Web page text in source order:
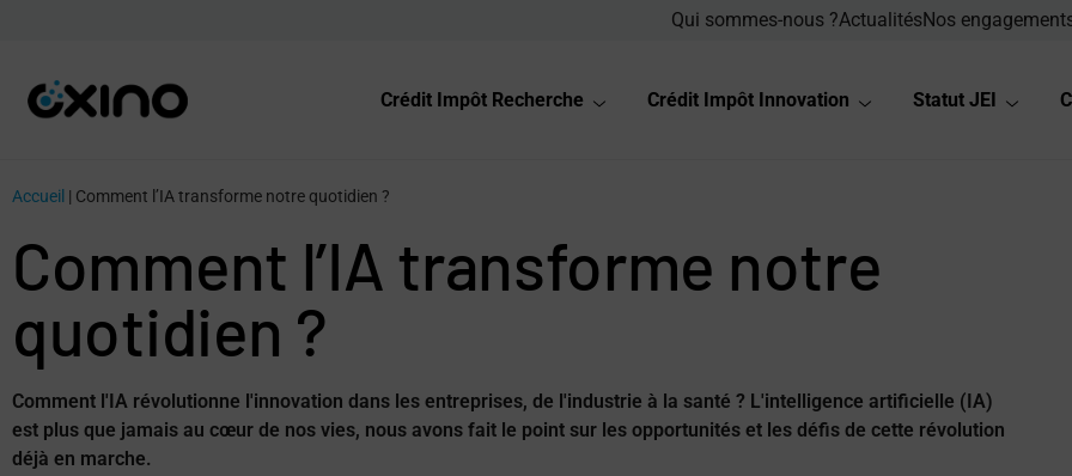
Qui sommes-nous ?ActualitésNos
Crédit Impôt Recherche Crédit Impôt Innovation Statut JEI
Accueil | Comment l’IA transforme notre quotidien ?
Comment l’IA transforme notre
quotidien ?
Comment l'IA révolutionne l'innovation dans les entreprises, de l'industrie à la santé ? L'intelligence artificielle (IA)
est plus que jamais au cœur de nos vies, nous avons fait le point sur les opportunités et les défis de cette révolution
déjà en marche.